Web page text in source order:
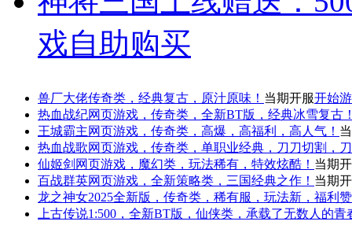
戏自助购买
兽厂大佬传奇类，经典复古，原汁原味！ 当期开服开始
热血战纪网页游戏，传奇类，全新BT版，经典冰雪复古
王城霸主网页游戏，传奇类，高爆，高福利，高人气！
热血战歌网页游戏，传奇类，单职业经典，刀刀切割，
仙姬剑 网页游戏，魔幻类，玩法稀有，特效炫酷！ 当期
百战群英网页游戏，全新策略类，三国经典之作！ 当期
龙之神女2025全新版，传奇类，稀有服，玩法新，福利
上古传说1:500，全新BT版，仙侠类，承载了无数人的青